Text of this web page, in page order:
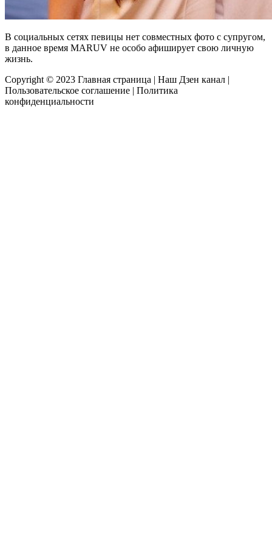
В социальных сетях певицы нет совместных фото с супругом,
в данное время MARUV не особо афиширует свою личную
жизнь.
Copyright © 2023 Главная страница | Наш Дзен канал |
Пользовательское соглашение | Политика
конфиденциальности